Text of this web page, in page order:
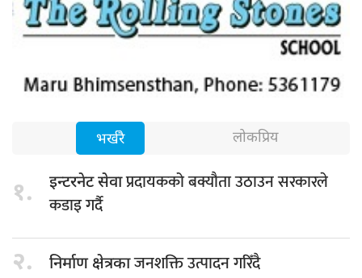
भर्खरै लोकप्रिय
१. इन्टरनेट सेवाप्रदायकको बक्यौता उठाउन सरकारले
कडाइ गर्दै
२. निर्माण क्षेत्रकाजनशक्ति उत्पादन गरिँदै